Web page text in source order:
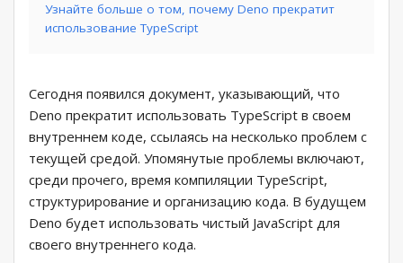
Узнайте больше о том, почему Deno прекратит
использование TypeScript
Сегодня появился документ, указывающий, что
Deno прекратит использовать TypeScript в своем
внутреннем коде, ссылаясь на несколько проблем с
текущей средой. Упомянутые проблемы включают,
среди прочего, время компиляции TypeScript,
структурирование и организацию кода. В будущем
Deno будет использовать чистый JavaScript для
своего внутреннего кода.